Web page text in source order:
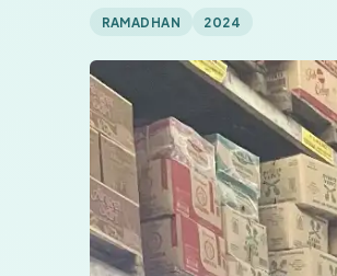
RAMADHAN 2024